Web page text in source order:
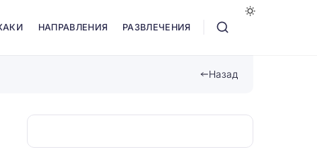
НАПРАВЛЕНИЯ РАЗВЛЕЧЕНИЯ
Назад